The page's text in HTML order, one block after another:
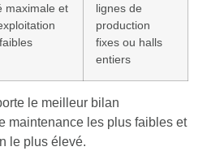
maximale et
lignes de
production
fixes ou halls
entiers
le meilleur bilan
maintenance les plus faibles et
le plus élevé.